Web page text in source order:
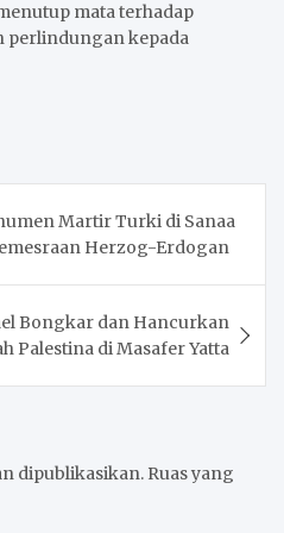
mata terhadap
perlindungan kepada
Martir Turki di Sanaa
Herzog-Erdogan
Bongkar dan Hancurkan
Palestina di Masafer Yatta
dipublikasikan. Ruas yang